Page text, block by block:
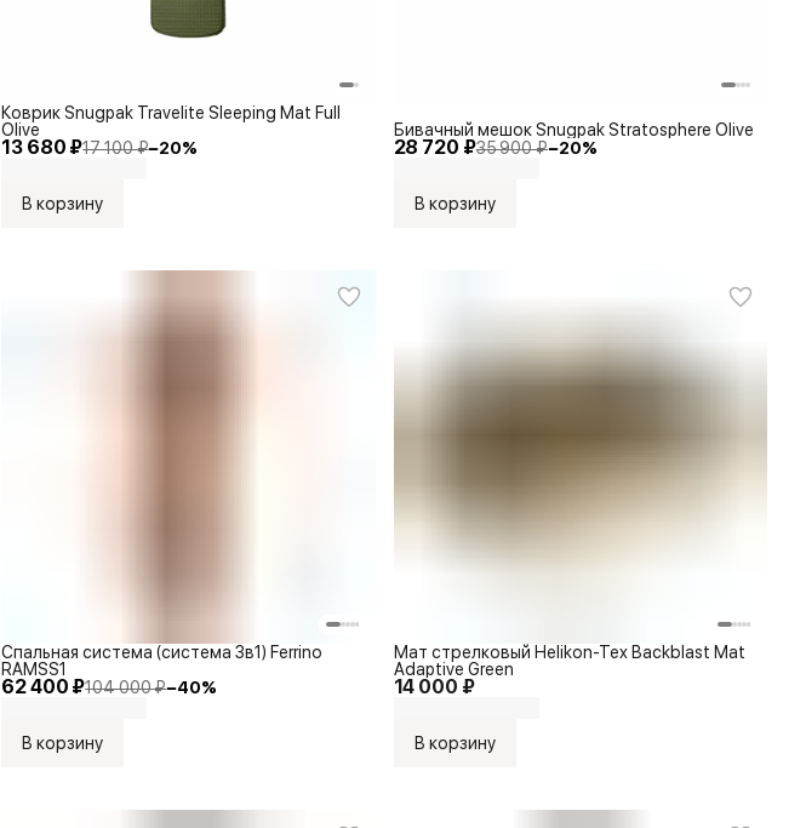
13 680 ₽17 100 ₽−20%
Коврик Snugpak Travelite Sleeping Mat Full
Olive
В корзину
28 720 ₽35 900 ₽−20%
Бивачный мешок Snugpak Stratosphere Olive
В корзину
62 400 ₽104 000 ₽−40%
Спальная система (система 3в1) Ferrino
RAMSS1
В корзину
14 000 ₽
Мат стрелковый Helikon-Tex Backblast Mat
Adaptive Green
В корзину